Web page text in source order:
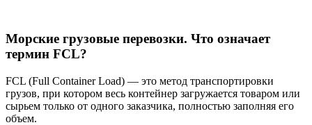
Морские грузовые перевозки. Что означает
термин FCL?
FCL (Full Container Load) — это метод транспортировки
грузов, при котором весь контейнер загружается товаром или
сырьем только от одного заказчика, полностью заполняя его
объем.